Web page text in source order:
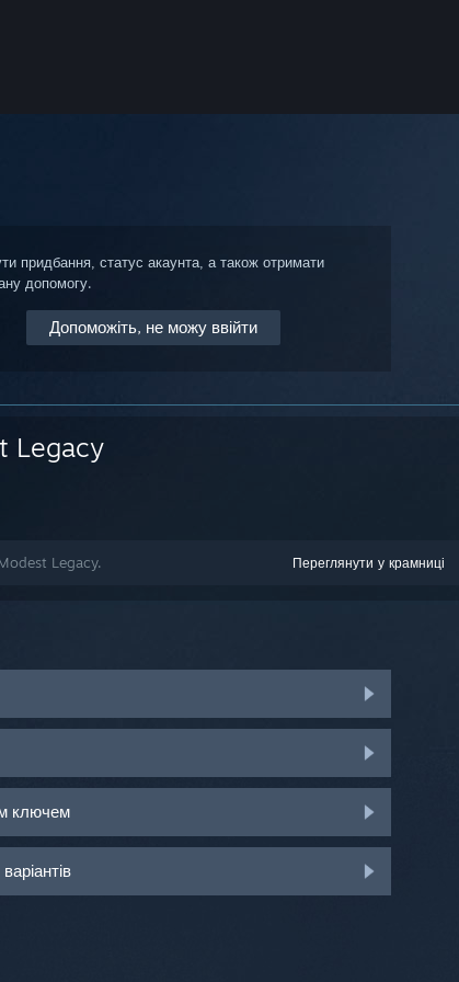
придбання, статус акаунта, а також отримати
допомогу.
Допоможіть, не можу ввійти
Legacy
Переглянути у крамниці
Legacy.
ключем